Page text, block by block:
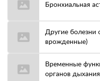
Бронхиальная
Другие болезни
врожденные)
Временные
органов